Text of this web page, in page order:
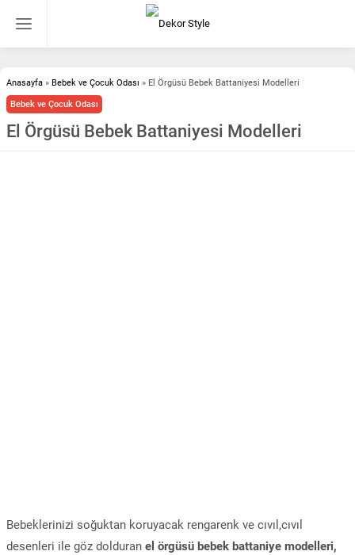
Anasayfa » Bebek ve Çocuk Odası » El Örgüsü Bebek Battaniyesi Modelleri
Bebek ve Çocuk Odası
El Örgüsü Bebek Battaniyesi Modelleri
Bebeklerinizi soğuktan koruyacak rengarenk ve cıvıl,cıvıl
desenleri ile göz dolduran el örgüsü bebek battaniye modelleri,